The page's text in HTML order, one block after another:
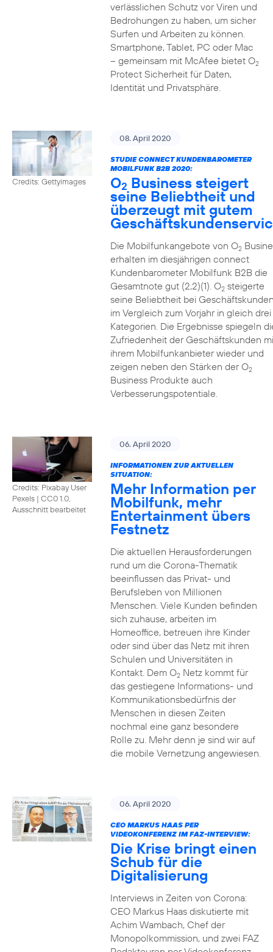
verlässlichen Schutz vor Viren und
Bedrohungen zu haben, um sicher
Surfen und Arbeiten zu können.
Smartphone, Tablet, PC oder Mac
– gemeinsam mit McAfee bietet O2
Protect Sicherheit für Daten,
Identität und Privatsphäre.
Credits: Gettyimages
08. April 2020
STUDIE CONNECT KUNDENBAROMETER
MOBILFUNK B2B 2020:
O2 Business steigert
seine Beliebtheit und
überzeugt mit gutem
Die Mobilfunkangebote von O2
erhalten im diesjährigen connect
Kundenbarometer Mobilfunk B2B die
Gesamtnote gut (2,2)(1). O2steigerte
seine Beliebtheit bei
im Vergleich zum Vorjahr in gleich drei
Kategorien. Die Ergebnisse spiegeln
Zufriedenheit der Geschäftskunden
ihrem Mobilfunkanbieter wieder und
zeigen neben den Stärken der O2
Business Produkte auch
Verbesserungspotentiale.
Credits: Pixabay User
Pexels | CC0 1.0,
Ausschnitt bearbeitet
06. April 2020
INFORMATIONEN ZUR AKTUELLEN
SITUATION:
Mehr Information per
Mobilfunk, mehr
Entertainment übers
Festnetz
Die aktuellen Herausforderungen
rund um die Corona-Thematik
beeinflussen das Privat- und
Berufsleben von Millionen
Menschen. Viele Kunden befinden
sich zuhause, arbeiten im
Homeoffice, betreuen ihre Kinder
oder sind über das Netz mit ihren
Schulen und Universitäten in
Kontakt. Dem O2Netz kommt für
das gestiegene Informations- und
Kommuni­ka­tions­bedürfnis­ der
Menschen in diesen Zeiten
nochmal eine ganz besondere
Rolle zu. Mehr denn je sind wir auf
die mobile Vernetzung angewiesen.
06. April 2020
CEO MARKUS HAAS PER
VIDEOKONFERENZ IM FAZ-INTERVIEW:
Die Krise bringt einen
Schub für die
Digitalisierung
Interviews in Zeiten von Corona:
CEO Markus Haas diskutierte mit
Achim Wambach, Chef der
Monopolkommission, und zwei FAZ